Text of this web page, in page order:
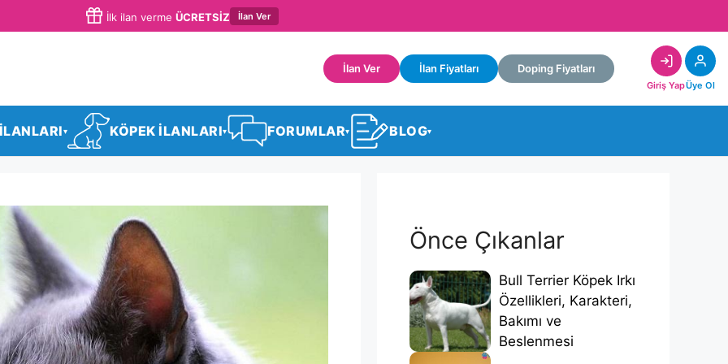
İlk ilan verme ÜCRETSİZ İlan Ver
İlan Ver İlan Fiyatları Doping Fiyatları
Giriş YapÜye Ol
▾ KÖPEK İLANLARI▾ FORUMLAR▾ BLOG▾
Önce Çıkanlar
Bull Terrier Köpek Irkı
Özellikleri, Karakteri,
Bakımı ve
Beslenmesi